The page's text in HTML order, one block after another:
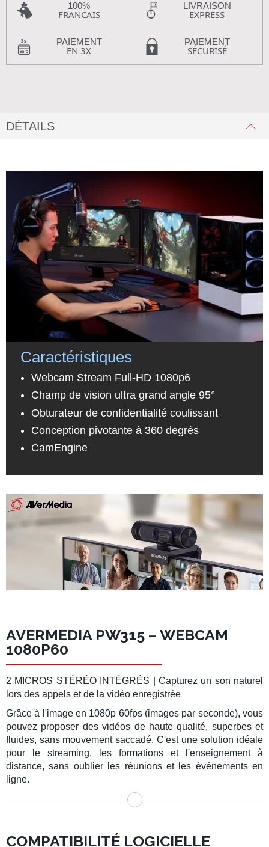
100%
FRANCAIS
LIVRAISON
EXPRESS
PAIEMENT
EN 3X
PAIEMENT
SÉCURISÉ
DÉTAILS
Caractéristiques
Webcam Stream Full-HD 1080p6
Champ de vision ultra grand angle 95°
Obturateur de confidentialité coulissant
Conception pivotante à 360 degrés
CamEngine
AVERMEDIA PW315 – WEBCAM
1080P60
2 MICROS STÉRÉO INTÉGRÉS | Capturez un son naturel
lors des appels et de la vidéo enregistrée
Grâce à l'image en 1080p 60fps (images par seconde), vous
pouvez proposer desvidéos de haute qualité, superbes et
fluides, sans mouvement saccadé. C'est une solution idéale
pour le streaming, les formations et l'enseignement à
distance, sans oublier les réunions et les événements en
ligne.
COMPATIBILITÉ LOGICIELLE